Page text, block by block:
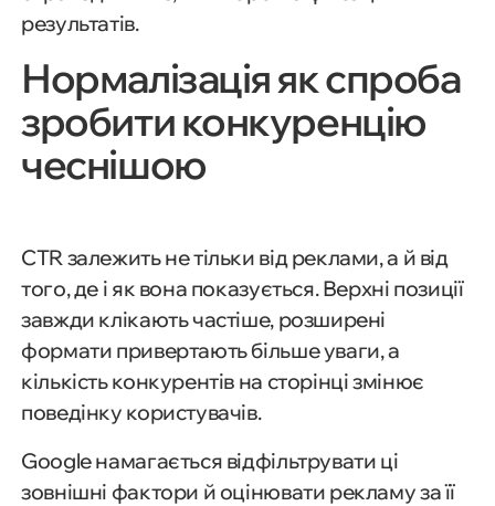
результатів.
Нормалізація як спроба
зробити конкуренцію
чеснішою
CTR залежить не тільки від реклами, а й від
того, де і як вона показується. Верхні позиції
завжди клікають частіше, розширені
формати привертають більше уваги, а
кількість конкурентів на сторінці змінює
поведінку користувачів.
Google намагається відфільтрувати ці
зовнішні фактори й оцінювати рекламу за її